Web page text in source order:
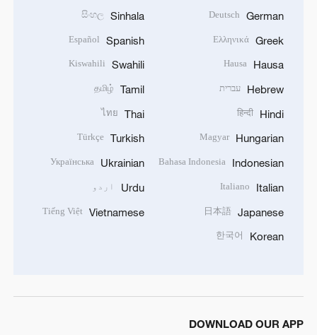
German
Deutsch
Greek
Ελληνικά
Hausa
Hausa
Hebrew עברית
Hindi
हिन्दी
Hungarian
Magyar
Indonesian
Bahasa Indonesia
Italian
Italiano
Japanese
日本語
Korean
한국어
Sinhala
සිංහල
Spanish
Español
Swahili
Kiswahili
Tamil
தமிழ்
Thai
ไทย
Turkish
Türkçe
Ukrainian
Українська
Urdu اردو
Vietnamese
Tiếng Việt
DOWNLOAD OUR APP